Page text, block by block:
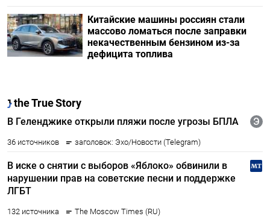
Китайские машины россиян стали
массово ломаться после заправки
некачественным бензином из-за
дефицита топлива